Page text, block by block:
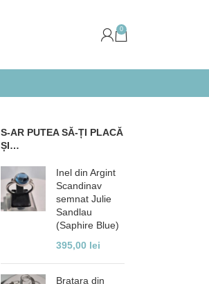
0
S-AR PUTEA SĂ-ȚI PLACĂ
ȘI…
Inel din Argint
Scandinav
semnat Julie
Sandlau
(Saphire Blue)
395,00 lei
Bratara din